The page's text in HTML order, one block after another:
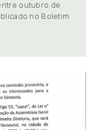
outubro de
no Boletim